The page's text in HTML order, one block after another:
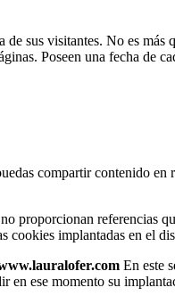
sus visitantes. No es
Poseen una fecha de
compartir contenido en
proporcionan referencias
cookies implantadas en el
En este
ese momento su